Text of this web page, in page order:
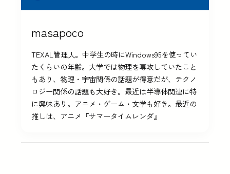
masapoco
TEXAL管理人。中学生の時にWindows95を使ってい
たくらいの年齢。大学では物理を専攻していたこと
もあり、物理・宇宙関係の話題が得意だが、テクノ
ロジー関係の話題も大好き。最近は半導体関連に特
に興味あり。アニメ・ゲーム・文学も好き。最近の
推しは、アニメ『サマータイムレンダ』